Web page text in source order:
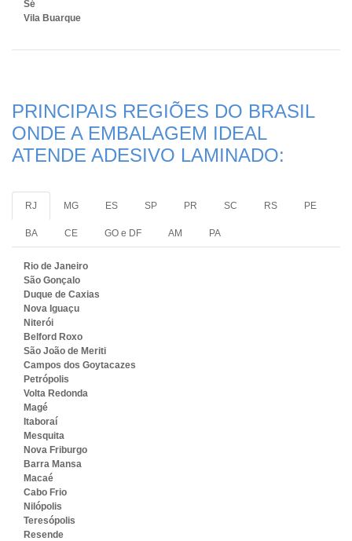
Sé
Vila Buarque
PRINCIPAIS REGIÕES DO BRASIL
ONDE A EMBALAGEM IDEAL
ATENDE ADESIVO LAMINADO:
RJ MG ES SP PR SC RS PE
BA CE GO e DF AM PA
Rio de Janeiro
São Gonçalo
Duque de Caxias
Nova Iguaçu
Niterói
Belford Roxo
São João de Meriti
Campos dos Goytacazes
Petrópolis
Volta Redonda
Magé
Itaboraí
Mesquita
Nova Friburgo
Barra Mansa
Macaé
Cabo Frio
Nilópolis
Teresópolis
Resende